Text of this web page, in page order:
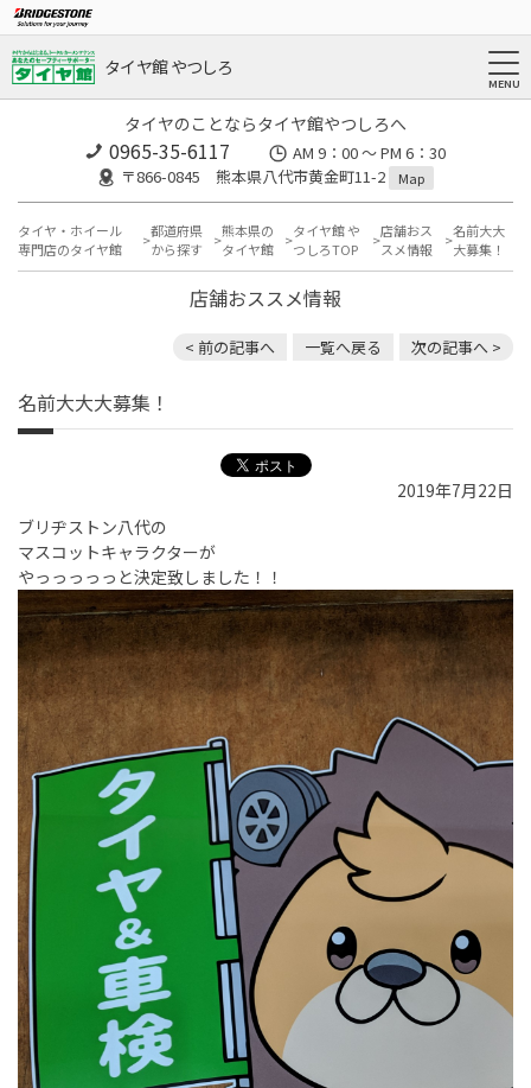
タイヤ館 やつしろ
タイヤのことならタイヤ館やつしろへ
0965-35-6117
AM 9：00 ～ PM 6：30
〒866-0845 熊本県八代市黄金町11-2
Map
タイヤ・ホイール
専門店のタイヤ館
都道府県
から探す
熊本県の
タイヤ館
タイヤ館 や
つしろTOP
店舗おス
スメ情報
名前大大
大募集！
店舗おススメ情報
< 前の記事へ 一覧へ戻る 次の記事へ >
名前大大大募集！
2019年7月22日
ブリヂストン八代の
マスコットキャラクターが
やっっっっっと決定致しました！！